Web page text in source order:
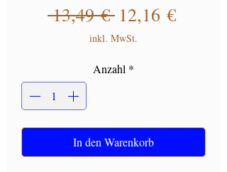
13,49 € Standardpreis
12,16 €Sale-
inkl. MwSt.
Anzahl *
In den Warenkorb